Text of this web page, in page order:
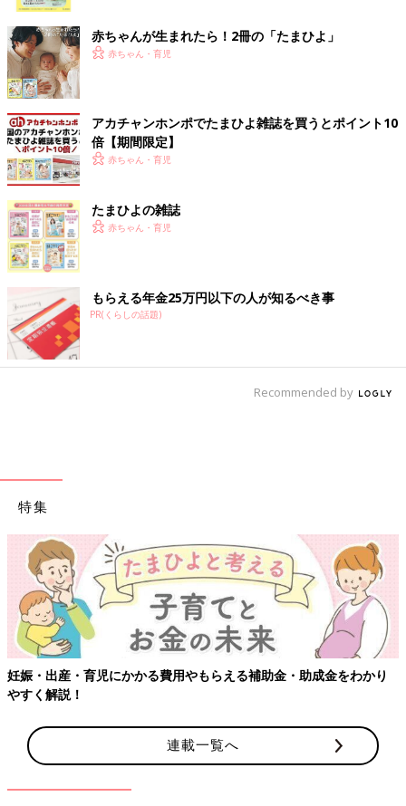
デイリーシーンで使いやすいのもうれしいですね◎
着まわしの幅が広がる♪ 大人顔負けのセットアップ
出典：Instagramアカウント「ichu_no_kiroku」
こちらのセットアップは、ichu_no_kirokuさんが紹介しているも
の。大人っぽいブラウンの色味やフリルがとってもかわいいデザ
インです♪ セットアップなのでコーデに悩まず別々で着られるた
め、着まわし力がアップするのもGOOD◎。1着で着るのはもち
ろん、インナーを合わせれば、長く着用できるのも魅力です。
ピース
赤ちゃんが生まれたら！2冊の「たまひよ」
赤ちゃん・育児
アカチャンホンポでたまひよ雑誌を買うとポイント10
倍【期間限定】
赤ちゃん・育児
たまひよの雑誌
赤ちゃん・育児
もらえる年金25万円以下の人が知るべき事
PR(くらしの話題)
Recommended by
特集
かる費用やもらえる補助金・助成金をわかり
【ワクチン接種でき
連載一覧へ